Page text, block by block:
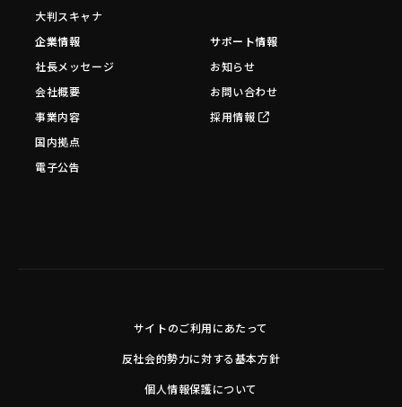
大判スキャナ
企業情報
社長メッセージ
会社概要
事業内容
国内拠点
電子公告
サポート情報
お知らせ
お問い合わせ
採用情報
サイトのご利用にあたって
反社会的勢力に対する基本方針
個人情報保護について